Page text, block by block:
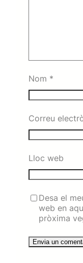
Nom *
Correu
Lloc web
Desa el
web en
pròxima